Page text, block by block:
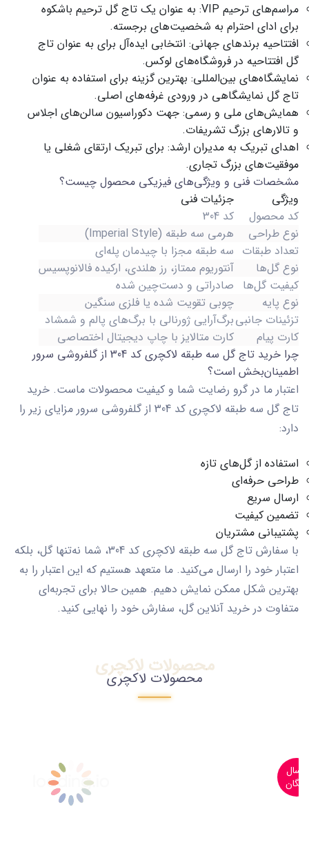
مراسم‌های ترحیم VIP: به عنوان یک تاج گل ترحیم باشکوه
برای ادای احترام به شخصیت‌های برجسته.
افتتاحیه برندهای جهانی: انتخابی ایده‌آل برای به عنوان تاج
گل افتتاحیه در فروشگاه‌های لوکس.
نمایشگاه‌های بین‌المللی: بهترین گزینه برای استفاده به عنوان
تاج گل نمایشگاهی در ورودی غرفه‌های اصلی.
همایش‌های ملی و رسمی: جهت دکوراسیون سالن‌های اجلاس
و تالارهای بزرگ تشریفات.
اهدای تبریک به مدیران ارشد: برای تبریک ارتقای شغلی یا
موفقیت‌های بزرگ تجاری.
مشخصات فنی و ویژگی‌های فیزیکی محصول چیست؟
ویژگی
جزئیات فنی
کد محصول
کد 304
نوع طراحی
هرمی سه طبقه (Imperial Style)
تعداد طبقات سه طبقه مجزا با چیدمان پله‌ای
نوع گل‌ها
آنتوریوم ممتاز، رز هلندی، ارکیده فالانوپسیس
کیفیت گل‌ها صادراتی و دست‌چین شده
نوع پایه
چوبی تقویت شده یا فلزی سنگین
تزئینات جانبیبرگ‌آرایی ژورنالی با برگ‌های پالم و شمشاد
کارت پیام
کارت متالایز با چاپ دیجیتال اختصاصی
چرا خرید تاج گل سه طبقه لاکچری کد 304 از گلفروشی سرور
اطمینان‌بخش است؟
اعتبار ما در گرو رضایت شما و کیفیت محصولات ماست. خرید
تاج گل سه طبقه لاکچری کد 304
از گلفروشی سرور مزایای زیر را
دارد:
استفاده از گل‌های تازه
طراحی حرفه‌ای
ارسال سریع
تضمین کیفیت
پشتیبانی مشتریان
با سفارش تاج گل سه طبقه لاکچری کد 304
، شما نه‌تنها گل، بلکه
اعتبار خود را ارسال می‌کنید. ما متعهد هستیم که این اعتبار را به
بهترین شکل ممکن نمایش دهیم. همین حالا برای تجربه‌ای
متفاوت در خرید آنلاین گل، سفارش خود را نهایی کنید.
محصولات لاکچری
محصولات لاکچری
ارسال
رایگان